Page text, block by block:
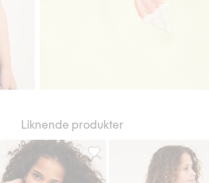
Liknende produkter
topp med volang, Legg til i favoriter
Singlet med blondekant,